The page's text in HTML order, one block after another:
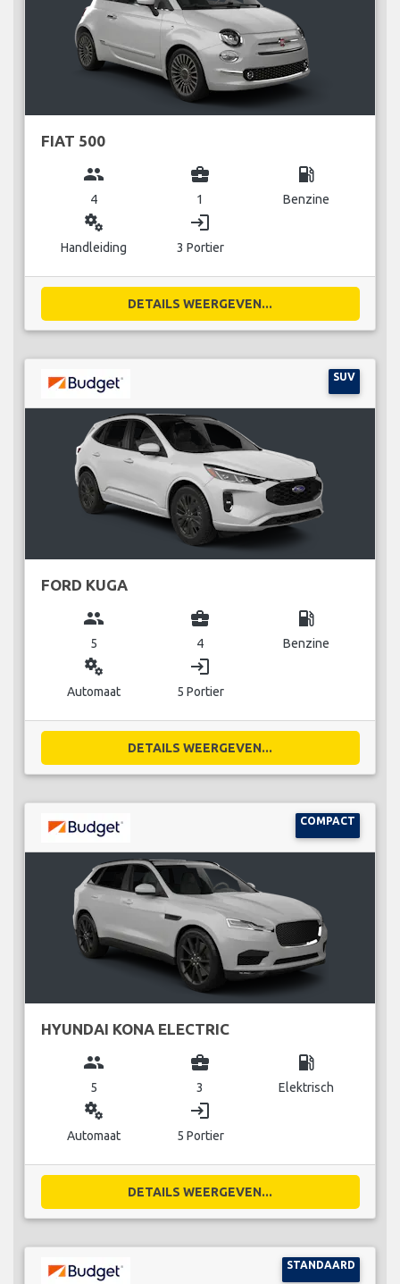
FIAT 500
group
4
business_center
1
local_gas_station
Benzine
miscellaneous_services
Handleiding
login
3 Portier
DETAILS WEERGEVEN...
SUV
FORD KUGA
group
5
business_center
4
local_gas_station
Benzine
miscellaneous_services
Automaat
login
5 Portier
DETAILS WEERGEVEN...
COMPACT
HYUNDAI KONA ELECTRIC
group
5
business_center
3
local_gas_station
Elektrisch
miscellaneous_services
Automaat
login
5 Portier
DETAILS WEERGEVEN...
STANDAARD